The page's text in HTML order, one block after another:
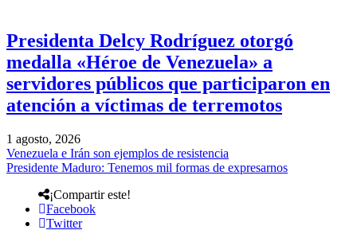
Presidenta Delcy Rodríguez otorgó
medalla «Héroe de Venezuela» a
servidores públicos que participaron en
atención a víctimas de terremotos
1 agosto, 2026
Venezuela e Irán son ejemplos de resistencia
Presidente Maduro: Tenemos mil formas de expresarnos
¡Compartir este!
Facebook
Twitter